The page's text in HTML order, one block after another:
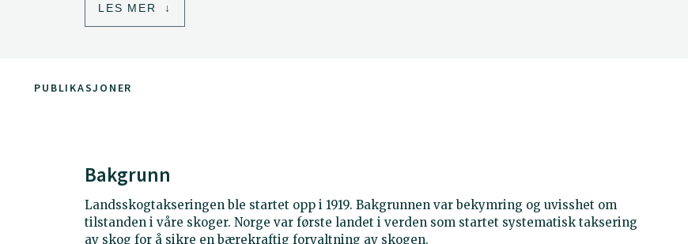
LES MER
PUBLIKASJONER
Bakgrunn
Landsskogtakseringen ble startet opp i 1919. Bakgrunnen var bekymring og uvisshet om
tilstanden i våre skoger. Norge var første landet i verden som startet systematisk taksering
av skog for å sikre en bærekraftig forvaltning av skogen.